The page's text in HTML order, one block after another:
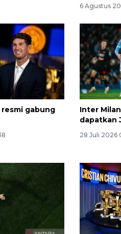
6 Agustus
gabung
Inter
dapatkan
28 Juli 2026